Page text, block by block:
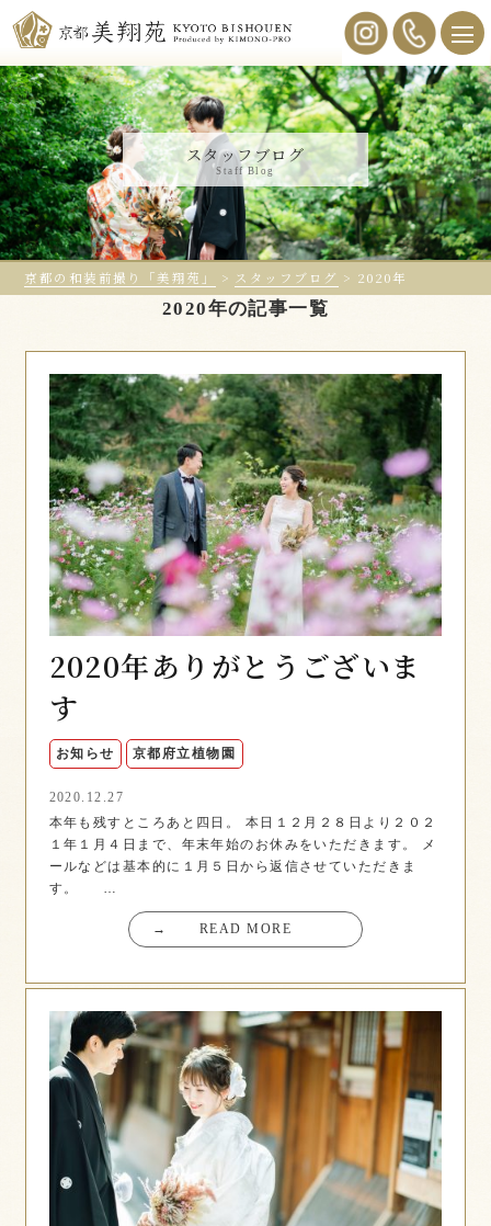
スタッフブログ
Staff Blog
京都の和装前撮り「美翔苑」 > スタッフブログ > 2020年
2020年の記事一覧
2020年ありがとうございま
す
お知らせ 京都府立植物園
2020.12.27
本年も残すところあと四日。 本日１２月２８日より２０２
１年１月４日まで、年末年始のお休みをいただきます。 メ
ールなどは基本的に１月５日から返信させていただきま
す。 …
→ READ MORE